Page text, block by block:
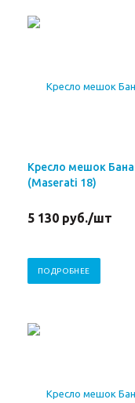
Кресло мешок
(Maserati 18)
5 130 руб./шт
ПОДРОБНЕЕ